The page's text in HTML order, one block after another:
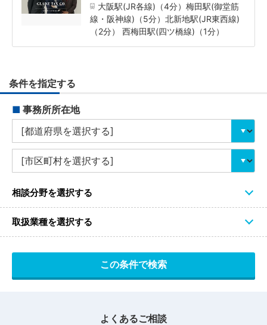
大阪駅(JR各線)（4分）梅田駅(御堂筋
線・阪神線)（5分）北新地駅(JR東西線)
（2分） 西梅田駅(四ツ橋線)（1分）
条件を指定する
■ 事務所所在地
相談分野を選択する
取扱業種を選択する
よくあるご相談